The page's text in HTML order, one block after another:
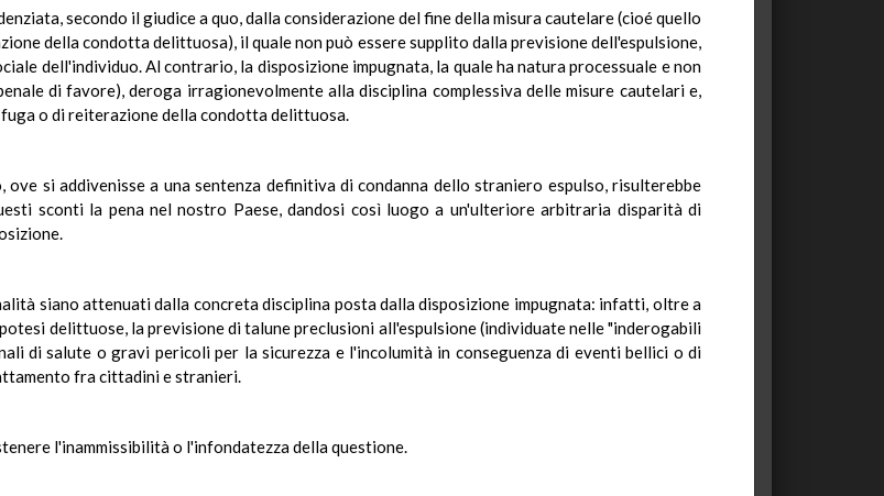
secondo il giudice a quo, dalla considerazione del fine della misura cautelare (cioé quello
della condotta delittuosa), il quale non può essere supplito dalla previsione dell'espulsione,
dell'individuo. Al contrario, la disposizione impugnata, la quale ha natura processuale e non
di favore), deroga irragionevolmente alla disciplina complessiva delle misure cautelari e,
o di reiterazione della condotta delittuosa.
si addivenisse a una sentenza definitiva di condanna dello straniero espulso, risulterebbe
sconti la pena nel nostro Paese, dandosi così luogo a un'ulteriore arbitraria disparità di
siano attenuati dalla concreta disciplina posta dalla disposizione impugnata: infatti, oltre a
delittuose, la previsione di talune preclusioni all'espulsione (individuate nelle "inderogabili
di salute o gravi pericoli per la sicurezza e l'incolumità in conseguenza di eventi bellici o di
fra cittadini e stranieri.
l'inammissibilità o l'infondatezza della questione.